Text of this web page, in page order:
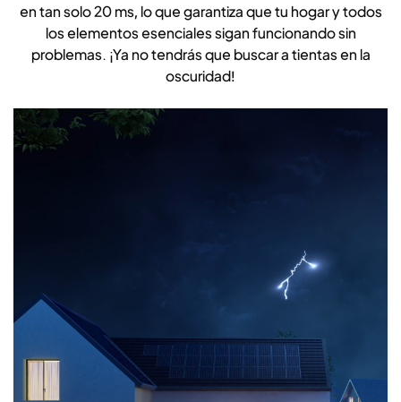
en tan solo 20 ms, lo que garantiza que tu hogar y todos
los elementos esenciales sigan funcionando sin
problemas. ¡Ya no tendrás que buscar a tientas en la
oscuridad!